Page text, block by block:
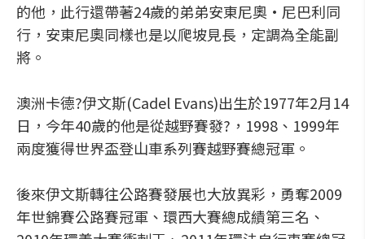
的他，此行還帶著24歲的弟弟安東尼奧•尼巴利同
行，安東尼奧同樣也是以爬坡見長，定調為全能副
將。
澳洲卡德?伊文斯(Cadel Evans)出生於1977年2月14
日，今年40歲的他是從越野賽發?，1998、1999年
兩度獲得世界盃登山車系列賽越野賽總冠軍。
後來伊文斯轉往公路賽發展也大放異彩，勇奪2009
年世錦賽公路賽冠軍、環西大賽總成績第三名、